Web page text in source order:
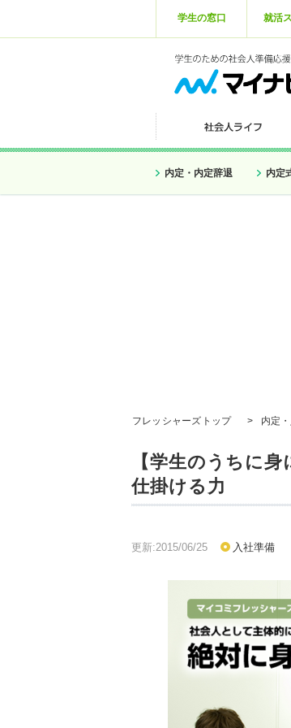
学生の窓口 就活
内定・内定辞退 内定
フレッシャーズトップ > 内定
【学生のうちに
仕掛ける力
更新:2015/06/25 入社準備